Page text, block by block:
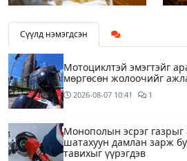
Сүүлд нэмэгдсэн
Мотоциклтэй эмэгтэйг
мөргөсөн жолоочийг
2026-08-07 10:41 1
Монополын эсрэг газрыг
шатахуун дамлан зарж
тавихыг үүрэгдэв